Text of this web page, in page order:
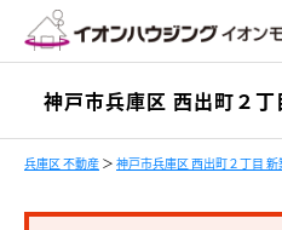
神戸市兵庫区 西出町２
兵庫区 不動産 ＞ 神戸市兵庫区 西出町２丁目 新